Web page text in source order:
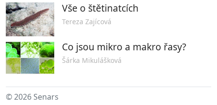
Vše o štětinatcích
Tereza Zajícová
Co jsou mikro a makro řasy?
Šárka Mikulášková
© 2026 Senars